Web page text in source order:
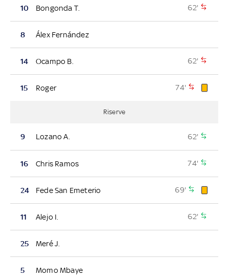
10 Bongonda T. 62'
8 Álex Fernández
14 Ocampo B. 62'
15 Roger 74'
Riserve
9 Lozano A. 62'
16 Chris Ramos 74'
24 Fede San Emeterio 69'
11 Alejo I. 62'
25 Meré J.
5 Momo Mbaye